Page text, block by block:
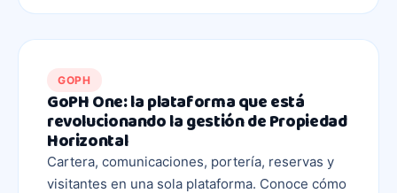
GOPH
GoPH One: la plataforma que está
revolucionando la gestión de Propiedad
Horizontal
Cartera, comunicaciones, portería, reservas y
visitantes en una sola plataforma. Conoce cómo